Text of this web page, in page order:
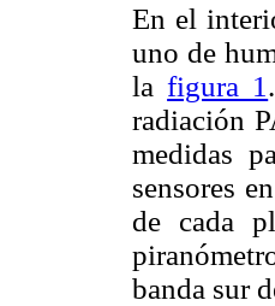
En el
uno de
lafigura 1
radiación
medidas
sensores
de cada
banda sur